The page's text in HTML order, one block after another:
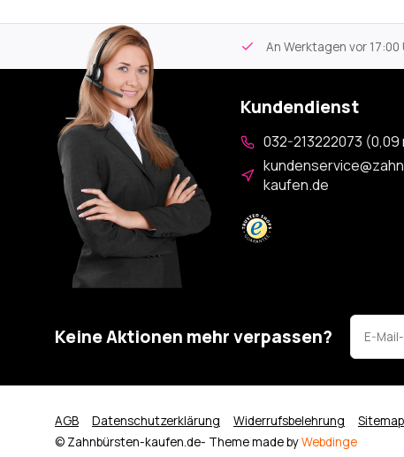
Kostenloser Versand An Werktagen vor
Kundendienst
032-213222073 (0,09
kaufen.de
Keine Aktionen mehr verpassen?
AGB Datenschutzerklärung Widerrufsbelehrung
Sitemap
© Zahnbürsten-kaufen.de- Theme made byWebdinge